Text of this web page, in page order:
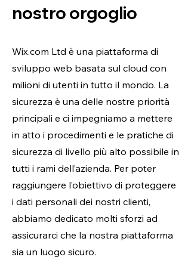
nostro orgoglio
Wix.com Ltd è una piattaforma di
sviluppo web basata sul cloud con
milioni di utenti in tutto il mondo. La
sicurezza è una delle nostre priorità
principali e ci impegniamo a mettere
in atto i procedimenti e le pratiche di
sicurezza di livello più alto possibile in
tutti i rami dell’azienda. Per poter
raggiungere l’obiettivo di proteggere
i dati personali dei nostri clienti,
abbiamo dedicato molti sforzi ad
assicurarci che la nostra piattaforma
sia un luogo sicuro.